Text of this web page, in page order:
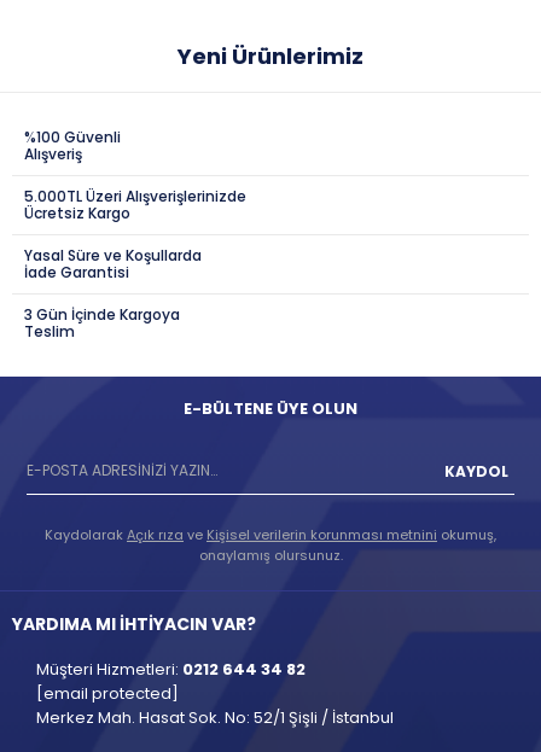
Yeni Ürünlerimiz
%100 Güvenli
Alışveriş
5.000TL Üzeri Alışverişlerinizde
Ücretsiz Kargo
Yasal Süre ve Koşullarda
İade Garantisi
3 Gün İçinde Kargoya
Teslim
E-BÜLTENE ÜYE OLUN
KAYDOL
KaydolarakAçık rıza ve Kişisel verilerin korunması metnini okumuş,
onaylamış olursunuz.
YARDIMA MI İHTİYACIN VAR?
Müşteri Hizmetleri: 0212 644 34 82
[email protected]
Merkez Mah. Hasat Sok. No: 52/1 Şişli / İstanbul